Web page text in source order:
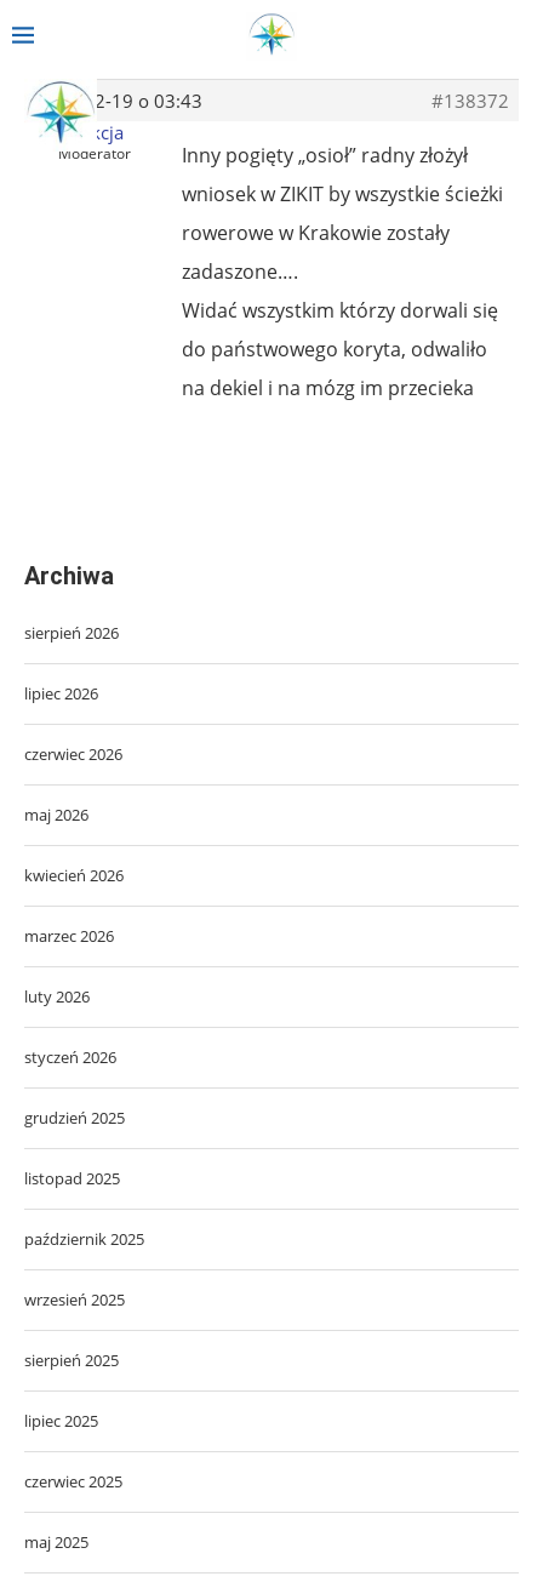
2013-12-19 o 03:43
#138372
Redakcja
Moderator
Inny pogięty „osioł” radny złożył
wniosek w ZIKIT by wszystkie ścieżki
rowerowe w Krakowie zostały
zadaszone….
Widać wszystkim którzy dorwali się
do państwowego koryta, odwaliło
na dekiel i na mózg im przecieka
Archiwa
sierpień 2026
lipiec 2026
czerwiec 2026
maj 2026
kwiecień 2026
marzec 2026
luty 2026
styczeń 2026
grudzień 2025
listopad 2025
październik 2025
wrzesień 2025
sierpień 2025
lipiec 2025
czerwiec 2025
maj 2025